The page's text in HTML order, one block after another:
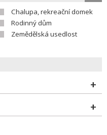
Chalupa, rekreační domek
Rodinný dům
Zemědělská usedlost